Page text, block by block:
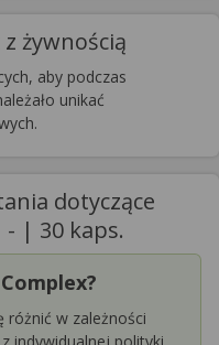
żywnością
aby podczas
unikać
dotyczące
- | 30 kaps.
różnić w zależności